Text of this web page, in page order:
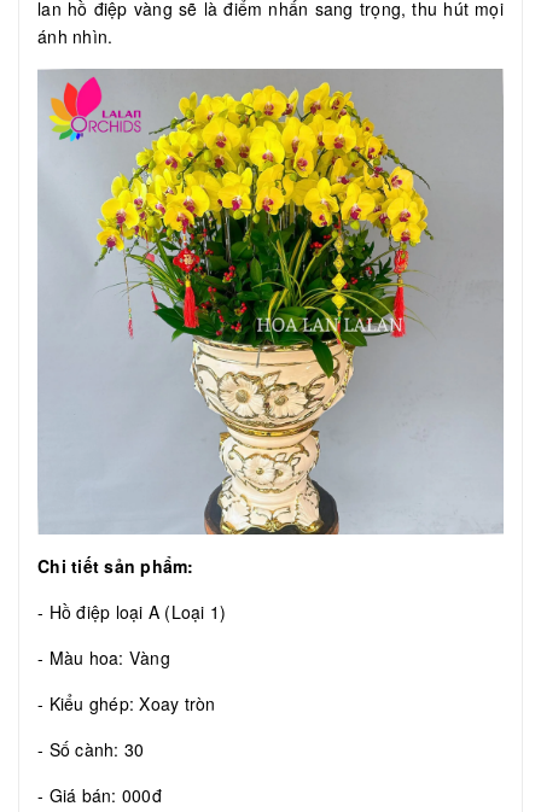
lan hồ điệp vàng sẽ là điểm nhấn sang trọng, thu hút mọi
ánh nhìn.
Chi tiết sản phẩm:
- Hồ điệp loại A (Loại 1)
- Màu hoa: Vàng
- Kiểu ghép: Xoay tròn
- Số cành: 30
- Giá bán: 000đ